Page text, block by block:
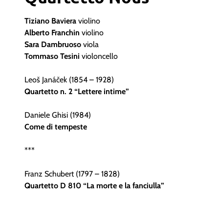
Tiziano Baviera violino
Alberto Franchin violino
Sara Dambruoso viola
Tommaso Tesini violoncello
Leoš Janáček (1854 – 1928)
Quartetto n. 2 “Lettere intime”
Daniele Ghisi (1984)
Come di tempeste
***
Franz Schubert (1797 – 1828)
Quartetto D 810 “La morte e la fanciulla”